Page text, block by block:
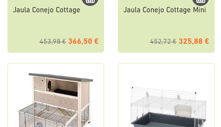
Jaula Conejo Cottage
453,98 € 366,50 €
Jaula Conejo Cottage Mini
452,72 € 325,88 €